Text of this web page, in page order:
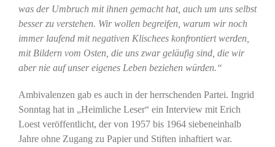
was der Umbruch mit ihnen gemacht hat, auch um uns selbst
besser zu verstehen. Wir wollen begreifen, warum wir noch
immer laufend mit negativen Klischees konfrontiert werden,
mit Bildern vom Osten, die uns zwar geläufig sind, die wir
aber nie auf unser eigenes Leben beziehen würden.“
Ambivalenzen gab es auch in der herrschenden Partei. Ingrid
Sonntag hat in „Heimliche Leser“ ein Interview mit Erich
Loest veröffentlicht, der von 1957 bis 1964 siebeneinhalb
Jahre ohne Zugang zu Papier und Stiften inhaftiert war.